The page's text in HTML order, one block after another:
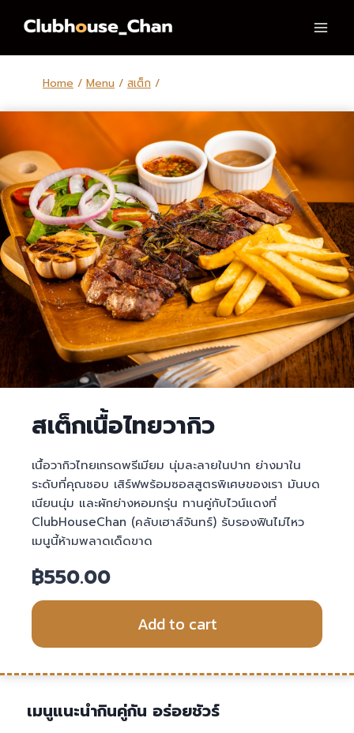
Home / Menu / สเต็ก /
สเต็กเนื้อไทยวากิว
เนื้อวากิวไทยเกรดพรีเมียม นุ่มละลายในปาก ย่างมาใน
ระดับที่คุณชอบ เสิร์ฟพร้อมซอสสูตรพิเศษของเรา มันบด
เนียนนุ่ม และผักย่างหอมกรุ่น ทานคู่กับไวน์แดงที่
ClubHouseChan (คลับเฮาส์จันทร์) รับรองฟินไม่ไหว
เมนูนี้ห้ามพลาดเด็ดขาด
฿550.00
Add to cart
เมนูแนะนำกินคู่กัน อร่อยชัวร์